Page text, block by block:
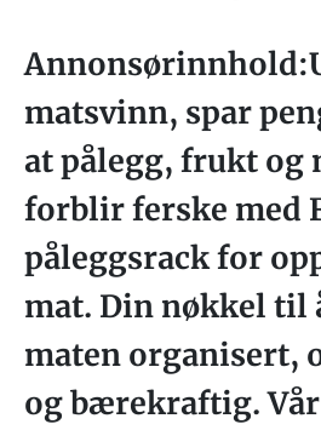
matsvinn, spar
at pålegg, frukt og
forblir ferske med
påleggsrack for
mat. Din nøkkel til
maten organisert,
og bærekraftig.